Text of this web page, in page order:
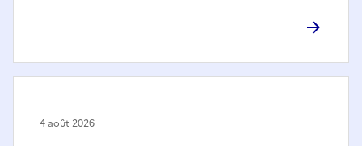
4 août 2026